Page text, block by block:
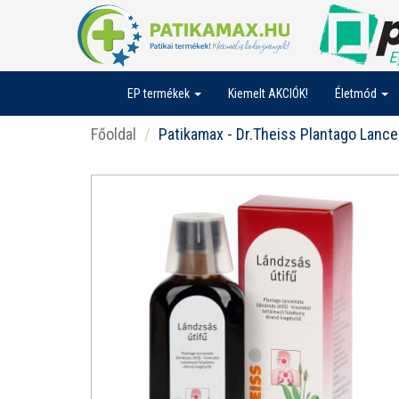
EP termékek Kiemelt AKCIÓK! Életmód
Főoldal Patikamax - Dr.Theiss Plantago